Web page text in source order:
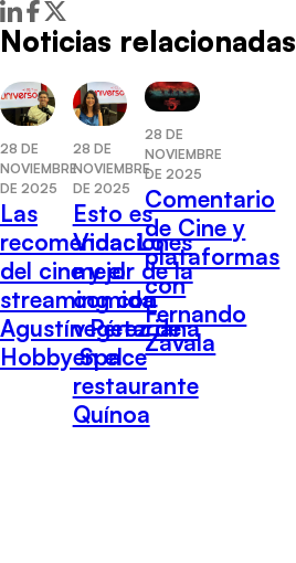
Noticias relacionadas
28 DE
NOVIEMBRE
DE 2025
Las
recomendaciones
del cine y el
streaming con
Agustín Pérez de
Hobby Space
28 DE
NOVIEMBRE
DE 2025
Esto es
Vida: Lo
mejor de la
comida
vegetariana
en el
restaurante
Quínoa
28 DE
NOVIEMBRE
DE 2025
Comentario
de Cine y
plataformas
con
Fernando
Zavala